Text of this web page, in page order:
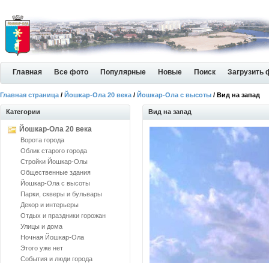
Главная Все фото Популярные Новые Поиск Загрузить
Главная страница / Йошкар-Ола 20 века / Йошкар-Ола с высоты / Вид на запад
Категории
Йошкар-Ола 20 века
Ворота города
Облик старого города
Стройки Йошкар-Олы
Общественные здания
Йошкар-Ола с высоты
Парки, скверы и бульвары
Декор и интерьеры
Отдых и праздники горожан
Улицы и дома
Ночная Йошкар-Ола
Этого уже нет
События и люди города
Вид на запад